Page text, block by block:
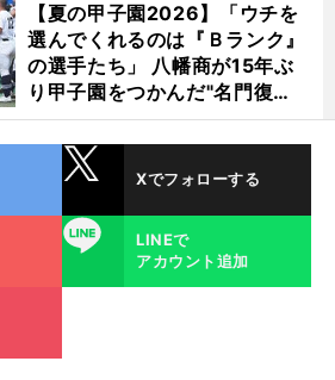
【夏の甲子園2026】「ウチを
選んでくれるのは『Ｂランク』
の選手たち」 八幡商が15年ぶ
り甲子園をつかんだ"名門復
活"の舞台裏
Xでフォローする
LINE
LINEで
アカウント追加